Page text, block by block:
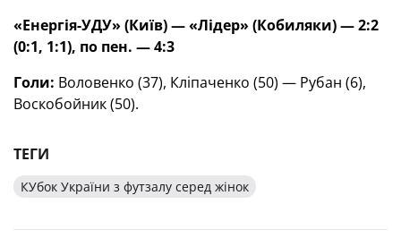
«Енергія-УДУ» (Київ) — «Лідер» (Кобиляки) — 2:2
(0:1, 1:1), по пен. — 4:3
Голи: Воловенко (37), Кліпаченко (50) — Рубан (6),
Воскобойник (50).
ТЕГИ
КУбок України з футзалу серед жінок